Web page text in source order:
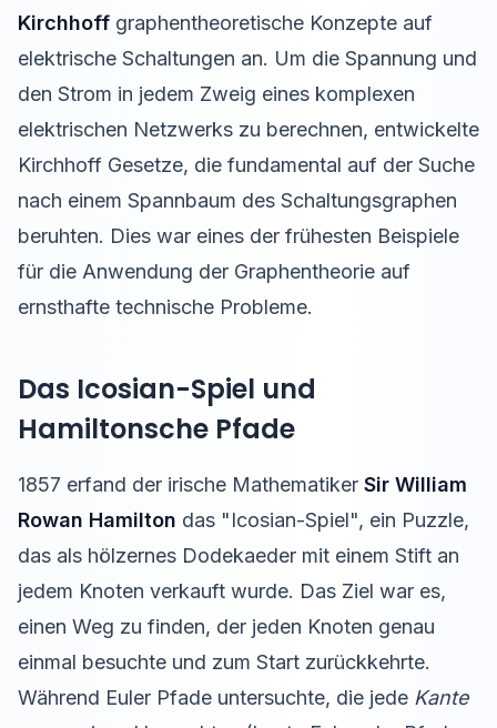
Kirchhoff graphentheoretische Konzepte auf
elektrische Schaltungen an. Um die Spannung und
den Strom in jedem Zweig eines komplexen
elektrischen Netzwerks zu berechnen, entwickelte
Kirchhoff Gesetze, die fundamental auf der Suche
nach einem Spannbaum des Schaltungsgraphen
beruhten. Dies war eines der frühesten Beispiele
für die Anwendung der Graphentheorie auf
ernsthafte technische Probleme.
Das Icosian-Spiel und
Hamiltonsche Pfade
1857 erfand der irische Mathematiker Sir William
Rowan Hamilton das "Icosian-Spiel", ein Puzzle,
das als hölzernes Dodekaeder mit einem Stift an
jedem Knoten verkauft wurde. Das Ziel war es,
einen Weg zu finden, der jeden Knoten genau
einmal besuchte und zum Start zurückkehrte.
Während Euler Pfade untersuchte, die jede Kante